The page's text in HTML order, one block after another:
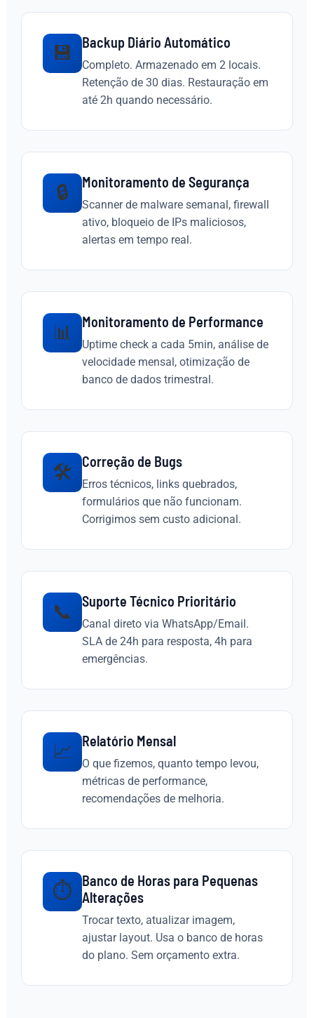
💾 Backup Diário Automático
Completo. Armazenado em 2 locais.
Retenção de 30 dias. Restauração em
até 2h quando necessário.
🔒 Monitoramento de Segurança
Scanner de malware semanal, firewall
ativo, bloqueio de IPs maliciosos,
alertas em tempo real.
📊 Monitoramento de Performance
Uptime check a cada 5min, análise de
velocidade mensal, otimização de
banco de dados trimestral.
🛠️ Correção de Bugs
Erros técnicos, links quebrados,
formulários que não funcionam.
Corrigimos sem custo adicional.
📞 Suporte Técnico Prioritário
Canal direto via WhatsApp/Email.
SLA de 24h para resposta, 4h para
emergências.
📈 Relatório Mensal
O que fizemos, quanto tempo levou,
métricas de performance,
recomendações de melhoria.
⏱️
Banco de Horas para Pequenas
Alterações
Trocar texto, atualizar imagem,
ajustar layout. Usa o banco de horas
do plano. Sem orçamento extra.